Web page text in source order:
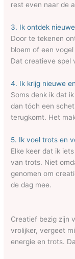
rest even naar de
3. Ik ontdek
Door te tekenen
bloem of een
Dat creatieve spel
4. Ik krijg nieuwe
Soms denk ik dat
dan tóch een
terugkomt. Het
5. Ik voel trots en
Elke keer dat ik
van trots. Niet
genomen om
de dag mee.
Creatief bezig zijn
vrolijker, vergeet
energie en trots.